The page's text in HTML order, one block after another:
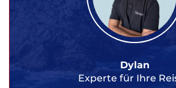
Dylan
Experte für Ihre